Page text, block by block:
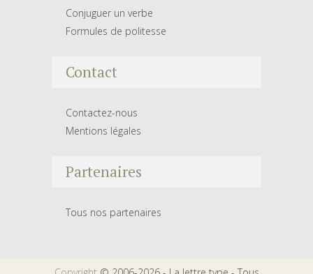
Conjuguer un verbe
Formules de politesse
Contact
Contactez-nous
Mentions légales
Partenaires
Tous nos partenaires